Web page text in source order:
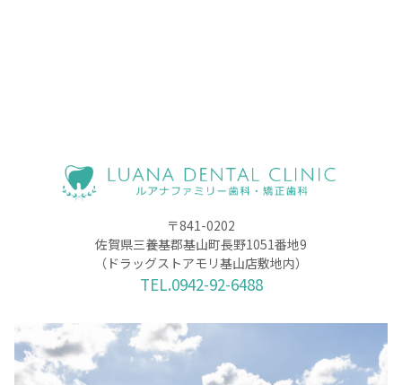
〒841-0202
佐賀県三養基郡基山町長野1051番地9
（ドラッグストアモリ基山店敷地内）
TEL.0942-92-6488